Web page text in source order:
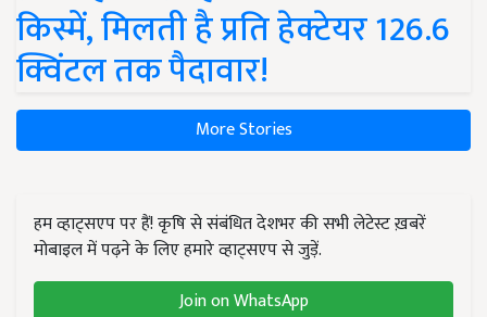
किस्में, मिलती है प्रति हेक्टेयर 126.6
क्विंटल तक पैदावार!
More Stories
हम व्हाट्सएप पर हैं! कृषि से संबंधित देशभर की सभी लेटेस्ट ख़बरें
मोबाइल में पढ़ने के लिए हमारे व्हाट्सएप से जुड़ें.
Join on WhatsApp